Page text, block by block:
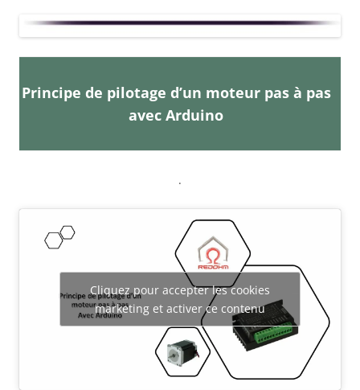
Principe de pilotage d’un moteur pas à pas
avec Arduino
.
Cliquez pour accepter les cookies
marketing et activer ce contenu